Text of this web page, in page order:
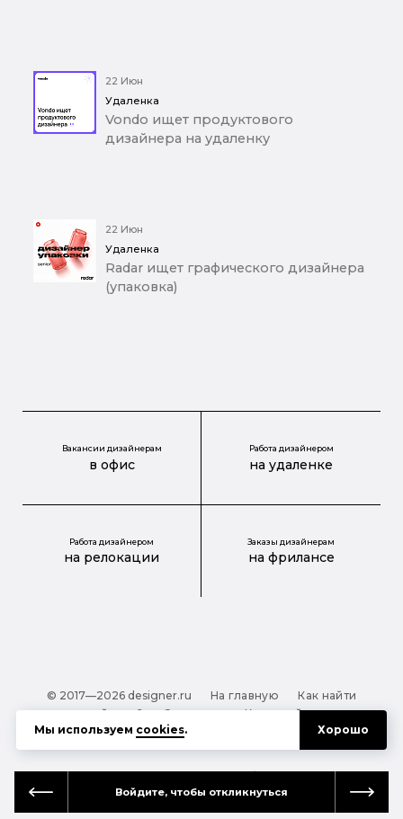
Войдите, чтобы откликнуться
22 Июн
Удаленка
Vondo ищет продуктового
дизайнера на удаленку
22 Июн
Удаленка
Radar ищет графического дизайнера
(упаковка)
Вакансии дизайнерам
в офис
Работа дизайнером
на удаленке
Работа дизайнером
на релокации
Заказы дизайнерам
на фрилансе
© 2017—2026 designer.ru На главную
Как найти
дизайнера?
О проекте
Карта сайта
Обработка персональных данных
Файлы cookie
руководство для тех, кто заказывает дизайн
Мы используем cookies. Хорошо